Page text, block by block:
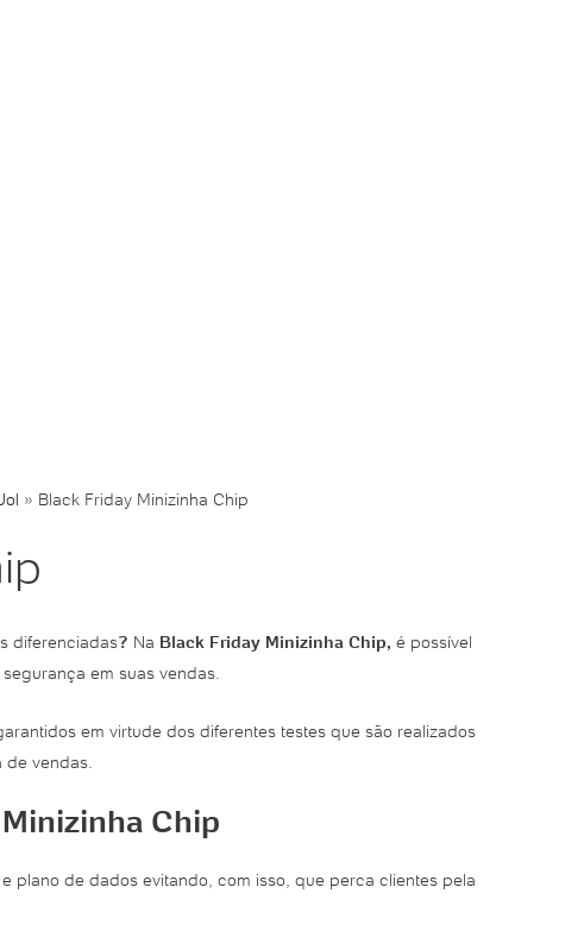
» Black Friday Minizinha Chip
diferenciadas? Na Black Friday Minizinha Chip, é possível
em suas vendas.
em virtude dos diferentes testes que são realizados
de vendas.
Chip
plano de dados evitando, com isso, que perca clientes pela